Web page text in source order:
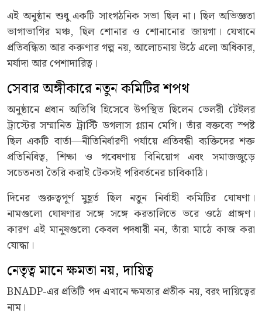
এই অনুষ্ঠান শুধু একটি সাংগঠনিক সভা ছিল না। ছিল অভিজ্ঞতা
ভাগাভাগির মঞ্চ, ছিল শোনার ও শোনানোর জায়গা। যেখানে
প্রতিবন্ধিতা আর করুণার গল্প নয়, আলোচনায় উঠে এলো অধিকার,
মর্যাদা আর পেশাদারিত্ব।
সেবার অঙ্গীকারে নতুন কমিটির শপথ
অনুষ্ঠানে প্রধান অতিথি হিসেবে উপস্থিত ছিলেন ভেলরী টেইলর
ট্রাস্টের সম্মানিত ট্রাস্টি ডগলাস গ্ল্যান মেগি। তাঁর বক্তব্যে স্পষ্ট
ছিল একটি বার্তা—নীতিনির্ধারণী পর্যায়ে প্রতিবন্ধী ব্যক্তিদের শক্ত
প্রতিনিধিত্ব, শিক্ষা ও গবেষণায় বিনিয়োগ এবং সমাজজুড়ে
সচেতনতা তৈরি করাই টেকসই পরিবর্তনের চাবিকাঠি।
দিনের গুরুত্বপূর্ণ মুহূর্ত ছিল নতুন নির্বাহী কমিটির ঘোষণা।
নামগুলো ঘোষণার সঙ্গে সঙ্গে করতালিতে ভরে ওঠে প্রাঙ্গণ।
কারণ এই মানুষগুলো কেবল পদধারী নন, তাঁরা মাঠে কাজ করা
যোদ্ধা।
নেতৃত্ব মানে ক্ষমতা নয়, দায়িত্ব
BNADP-এর প্রতিটি পদ এখানে ক্ষমতার প্রতীক নয়, বরং দায়িত্বের
নাম।